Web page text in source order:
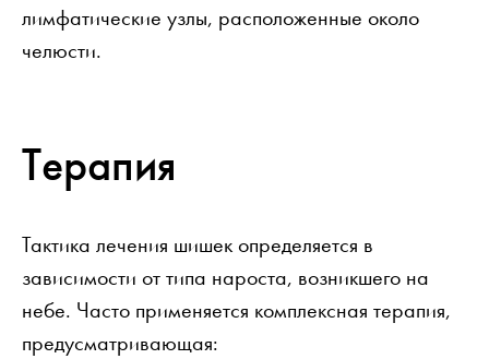
лимфатические узлы, расположенные около
челюсти.
Терапия
Тактика лечения шишек определяется в
зависимости от типа нароста, возникшего на
небе. Часто применяется комплексная терапия,
предусматривающая: